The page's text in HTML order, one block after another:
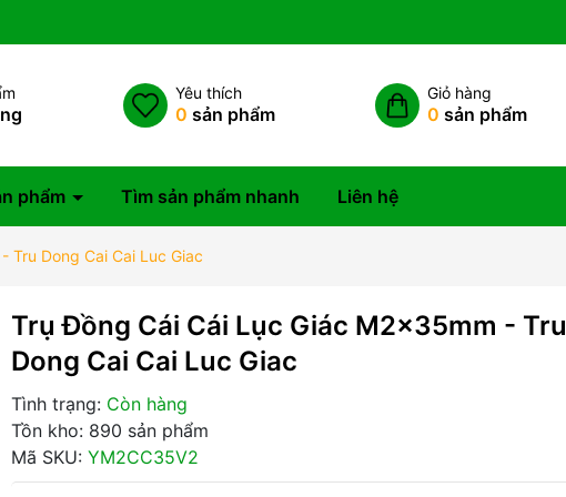
Yêu thích
0 sản phẩm
Giỏ hàng
0 sản phẩm
phẩm Tìm sản phẩm nhanh Liên hệ
Tru Dong Cai Cai Luc Giac
Trụ Đồng Cái Cái Lục Giác M2x35mm - Tru
Dong Cai Cai Luc Giac
Tình trạng: Còn hàng
Tồn kho: 890 sản phẩm
Mã SKU: YM2CC35V2